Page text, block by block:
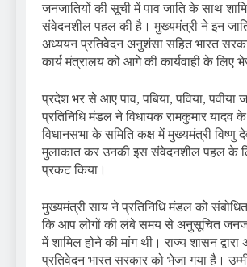
जनजातियों की सूची में पाव जाति के साथ
संवेदनशील पहल की है। मुख्यमंत्री ने इन
अध्ययन प्रतिवेदन अनुशंसा सहित भारत
कार्य मंत्रालय को आगे की कार्यवाही के लिए
प्रदेश भर से आए पाव, पबिया, पविया, पवीया
प्रतिनिधि मंडल ने विधायक रामकुमार
विधानसभा के समिति कक्ष में मुख्यमंत्री विष्णु
मुलाकात कर उनकी इस संवेदनशील पहल के
प्रकट किया।
मुख्यमंत्री साय ने प्रतिनिधि मंडल को
कि आप लोगों की लंबे समय से अनुसूचित
में शामिल होने की मांग थी। राज्य शासन
प्रतिवेदन भारत सरकार को भेजा गया है।